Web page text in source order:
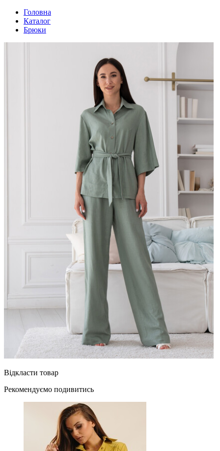
Головна
Каталог
Брюки
Відкласти товар
Рекомендуємо подивитись